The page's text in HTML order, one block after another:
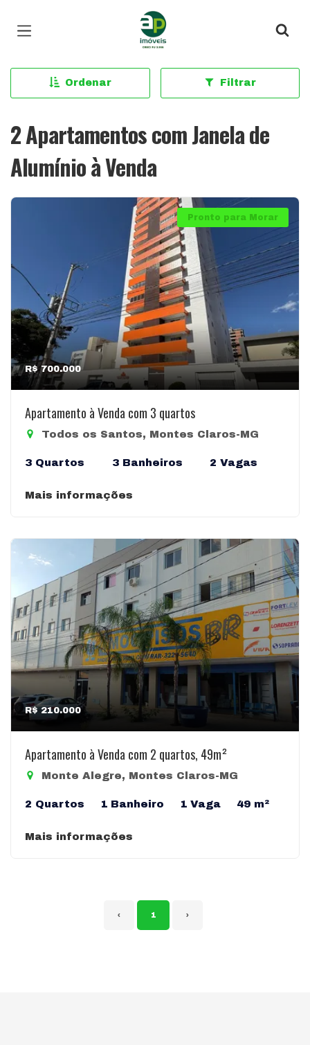
Página inicial
Ordenar Filtrar
2 Apartamentos com Janela de
Alumínio à Venda
Pronto para Morar
R$ 700.000
Apartamento à Venda com 3 quartos
Todos os Santos, Montes Claros-MG
3 Quartos 3 Banheiros 2 Vagas
Mais informações
R$ 210.000
Apartamento à Venda com 2 quartos, 49m²
Monte Alegre, Montes Claros-MG
2 Quartos 1 Banheiro 1 Vaga 49 m²
Mais informações
‹ 1 ›